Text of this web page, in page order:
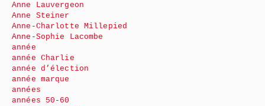
Anne Lauvergeon
Anne Steiner
Anne-Charlotte Millepied
Anne-Sophie Lacombe
année
année Charlie
année d’élection
année marque
années
années 50-60